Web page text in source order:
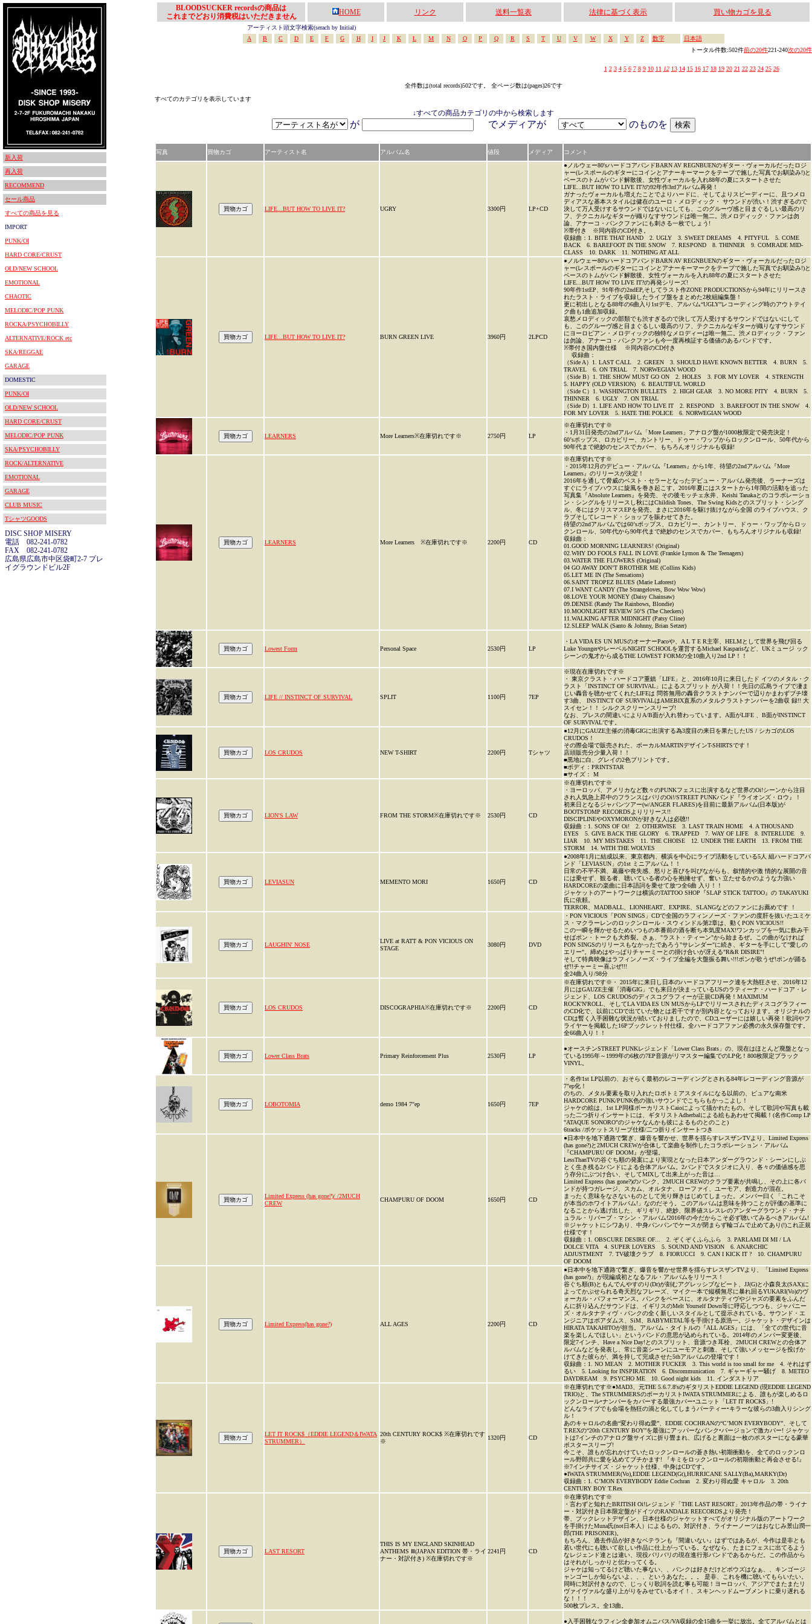
新入荷
再入荷
RECOMMEND
セール商品
すべての商品を見る
IMPORT
PUNK/OI
HARD CORE/CRUST
OLD/NEW SCHOOL
EMOTIONAL
CHAOTIC
MELODIC/POP PUNK
ROCKA/PSYCHOBILLY
ALTERNATIVE/ROCK etc
SKA/REGGAE
GARAGE
DOMESTIC
PUNK/OI
OLD/NEW SCHOOL
HARD CORE/CRUST
MELODIC/POP PUNK
SKA/PSYCHOBILLY
ROCK/ALTERNATIVE
EMOTIONAL
GARAGE
CLUB MUSIC
TシャツGOODS
DISC SHOP MISERY
電話 082-241-0782
FAX 082-241-0782
広島県広島市中区袋町2-7 プレ
イグラウンドビル2F
BLOODSUCKER recordsの商品は
これまでどおり消費税はいただきません
HOME リンク 送料一覧表 法律に基づく表示 買い物カゴを見る
アーティスト頭文字検索(serach by Initial)
A
B C D E F G H I J K L M N O P Q R S T U V W X Y Z 数字
日本語
トータル件数:502件前の20件221-240次の20件
1 2 3 4 5 6 7 8 9 10 11 12 13 14 15 16 17 18 19 20 21 22 23 24 25 26
全件数は(total records)502です。 全ページ数は(pages)26です
すべてのカテゴリを表示しています
↓すべての商品カテゴリの中から検索します
が でメディアが のものを
写真 買物カゴ アーティスト名 アルバム名 値段 メディア コメント
LIFE...BUT HOW TO LIVE IT? UGRY 3300円 LP+CD
●ノルウェー80'sハードコアバンドBARN AV REGNBUENのギター・ヴォーカルだったロジ
ャー(レスポールのギターにコインとアナーキーマークをテープで施した写真でお馴染み!)と
ベースのトムがバンド解散後、女性ヴォーカルを入れ88年の夏にスタートさせた
LIFE...BUT HOW TO LIVE IT?の92年作3rdアルバム再発！
ガナったヴォーカルも増えたことでよりハードに、そしてよりスピーディーに、且つメロ
ディアスな基本スタイルは健在のユーロ・メロディック・ サウンドが渋い！渋すぎるので
決して万人受けするサウンドではないにしても、このグルーヴ感と目まぐるしい最高のリ
フ、テクニカルなギターが織りなすサウンドは唯一無二。渋メロディック・ファンは勿
論、アナーコ・パンクファンにも刺さる一枚でしょう!
※帯付き ※同内容のCD付き。
収録曲：1. BITE THAT HAND 2. UGLY 3. SWEET DREAMS 4. PITYFUL 5. COME
BACK 6. BAREFOOT IN THE SNOW 7. RESPOND 8. THINNER 9. COMRADE MID-
CLASS 10. DARK 11. NOTHING AT ALL
LIFE...BUT HOW TO LIVE IT? BURN GREEN LIVE 3960円 2LPCD
●ノルウェー80'sハードコアバンドBARN AV REGNBUENのギター・ヴォーカルだったロジ
ャー(レスポールのギターにコインとアナーキーマークをテープで施した写真でお馴染み!)と
ベースのトムがバンド解散後、女性ヴォーカルを入れ88年の夏にスタートさせた
LIFE...BUT HOW TO LIVE IT?の再発シリーズ!
90年作1stEP、91年作の2ndEP,そしてラスト作ZONE PRODUCTIONSから94年にリリースさ
れたラスト・ライブを収録したライブ盤をまとめた2枚組編集盤！
更に初出しとなる88年の6曲入り1stデモ、アルバム“UGLY”レコーディング時のアウトテイ
ク曲も1曲追加収録。
哀愁メロディックの部類でも渋すぎるので決して万人受けするサウンドではないにして
も、このグルーヴ感と目まぐるしい最高のリフ、テクニカルなギターが織りなすサウンド
にヨーロピアン・メロディックの独特なメロディーは唯一無二。渋メロディック・ファン
は勿論、アナーコ・パンクファンも今一度再検証する価値のあるバンドです。
※帯付き国内盤仕様 ※同内容のCD付き
収録曲：
（Side A）1. LAST CALL 2. GREEN 3. SHOULD HAVE KNOWN BETTER 4. BURN 5.
TRAVEL 6. ON TRIAL 7. NORWEGIAN WOOD
（Side B）1. THE SHOW MUST GO ON 2. HOLES 3. FOR MY LOVER 4. STRENGTH
5. HAPPY (OLD VERSION) 6. BEAUTIFUL WORLD
（Side C）1. WASHINGTON BULLETS 2. HIGH GEAR 3. NO MORE PITY 4. BURN 5.
THINNER 6. UGLY 7. ON TRIAL
（Side D）1. LIFE AND HOW TO LIVE IT 2. RESPOND 3. BAREFOOT IN THE SNOW 4.
FOR MY LOVER 5. HATE THE POLICE 6. NORWEGIAN WOOD
LEARNERS More Learners※在庫切れです※ 2750円 LP
※在庫切れです※
・1月31日発売の2ndアルバム「More Learners」アナログ盤が1000枚限定で発売決定！
60ʼsポップス、ロカビリー、カントリー、ドゥー・ワップからロックンロール、50年代から
90年代まで絶妙のセンスでカバー、もちろんオリジナルも収録!
LEARNERS More Learners ※在庫切れです※ 2200円 CD
※在庫切れです※
・2015年12月のデビュー・アルバム『Learners』から1年、待望の2ndアルバム『More
Learners』のリリースが決定！
2016年を通して脅威のベスト・セラーとなったデビュー・アルバム発売後、ラーナーズは
すぐにライブハウスに旋風を巻き起こす。2016年夏にはスタートから1年間の活動を追った
写真集『Absolute Learners』を発売、その後モッチェ永井、Keishi Tanakaとのコラボレーショ
ン・シングルをリリースし秋にはChildish Tones、The Swing Kidsとのスプリット・シング
ル、冬にはクリスマスEPを発売。まさに2016年を駆け抜けながら全国 のライブハウス、ク
ラブそしてレコード・ショップを賑わせてきた。
待望の2ndアルバムでは60ʼsポップス、ロカビリー、カントリー、ドゥー・ワップからロッ
クンロール、50年代から90年代まで絶妙のセンスでカバー、もちろんオリジナルも収録!
収録曲：
01.GOOD MORNING LEARNERS! (Original)
02.WHY DO FOOLS FALL IN LOVE (Frankie Lymon & The Teenagers)
03.WATER THE FLOWERS (Original)
04 GO AWAY DON’T BROTHER ME (Collins Kids)
05.LET ME IN (The Sensations)
06.SAINT TROPEZ BLUES (Marie Laforest)
07.I WANT CANDY (The Strangeloves, Bow Wow Wow)
08.LOVE YOUR MONEY (Daisy Chainsaw)
09.DENISE (Randy The Rainbows, Blondie)
10.MOONLIGHT REVIEW 50’S (The Checkers)
11.WALKING AFTER MIDNIGHT (Patsy Cline)
12.SLEEP WALK (Santo & Johnny, Brian Setzer)
Lowest Form Personal Space 2530円 LP
・LA VIDA ES UN MUSのオーナーPacoや、A L T E R主宰、HELMとして世界を飛び回る
Luke YoungerやレーベルNIGHT SCHOOLを運営するMichael Kasparisなど、UKミュージ ック
シーンの鬼才から成るTHE LOWEST FORMの全10曲入り2nd LP！！
LIFE // INSTINCT OF SURVIVAL SPLIT 1100円 7EP
※現在在庫切れです※
・ 東京クラスト・ハードコア重鎮「LIFE」と、2016年10月に来日したド イツのメタル・ク
ラスト「INSTINCT OF SURVIVAL」によるスプリット が入荷！！先日の広島ライブで凄ま
じい轟音を聴かせてくれたLIFEは 問答無用の轟音クラストナンバーで辺りかまわずブチ壊
す3曲、 INSTINCT OF SURVIVALはAMEBIX直系のメタルクラストナンバーを2曲収 録!! 大
スイセン！！ シルクスクリーンスリーブ!
なお、プレスの間違いによりA/B面が入れ替わっています。A面がLIFE 、B面がINSTINCT
OF SURVIVALです。
LOS CRUDOS NEW T-SHIRT 2200円 Tシャツ
●12月にGAUZE主催の消毒GIGに出演する為3度目の来日を果たしたUS / シカゴのLOS
CRUDOS！
その際会場で販売された、ボーカルMARTINデザインT-SHIRTSです！
店頭販売分少量入荷！！
■黒地に白、グレイの2色プリントです。
■ボディ：PRINTSTAR
■サイズ： M
LION'S LAW FROM THE STORM※在庫切れです※ 2530円 CD
※在庫切れです※
・ヨーロッパ、アメリカなど数々のPUNKフェスに出演するなど世界のOi!シーンから注目
され人気急上昇中のフランスはパリのOi!/STREET PUNKバンド『ライオンズ・ロウ』！
初来日となるジャパンツアー(w/ANGER FLARES)を目前に最新アルバム(日本版)が
BOOTSTOMP RECORDSよりリリース!!
DISCIPLINEやOXYMORONが好きな人は必聴!!
収録曲：1. SONS OF Oi! 2. OTHERWISE 3. LAST TRAIN HOME 4. A THOUSAND
EYES 5. GIVE BACK THE GLORY 6. TRAPPED 7. WAY OF LIFE 8. INTERLUDE 9.
LIAR 10. MY MISTAKES 11. THE CHOISE 12. UNDER THE EARTH 13. FROM THE
STORM 14. WITH THE WOLVES
LEVIASUN MEMENTO MORI 1650円 CD
●2008年1月に結成以来、東京都内、横浜を中心にライブ活動をしている5人 組ハードコアバ
ンド「LEVIASUN」の1st ミニアルバム！！
日常の不平不満、葛藤や喪失感、怒りと喜びを叫びながらも、叙情的や激 情的な展開の音
には乗せず、観る者、聴いている者の心を抱擁せず、奮い 立たせるかのような力強い
HARDCOREの楽曲に日本語詞を乗せて放つ全6曲 入り！！
ジャケットのアートワークは横浜のTATTOO SHOP『SLAP STICK TATTOO』の TAKAYUKI
氏に依頼。
TERROR、MADBALL、LIONHEART、EXPIRE、SLANGなどのファンにお薦めです ！
LAUGHIN' NOSE
LIVE at RATT & PON VICIOUS ON
STAGE
3080円 DVD
・PON VICIOUS「PON SINGS」CDで全国のラフィンノーズ・ファンの度肝を抜いたユミケ
ス・マクラーレンのロックンロール・スウィンドル第2章は、動くPON VICIOUS!!
この一瞬を輝かせるためいつもの本番前の酒を断ち本気度MAX!ワンカップを一気に飲み干
せばポン・トークも大炸裂。さぁ、"ラスト・ティーン"から始まるぜ。この曲がなければ
PON SINGSのリリースもなかったであろう"サレンダー"に続き、ギターを手にして"愛しの
エリー"。締めはやっぱりチャーミーとの掛け合いが冴える"R&R DISIRE"!
そして特典映像はラフィンノーズ・ライブ全編を大盤振る舞い!!!ポンが歌うぜ!ポンが踊る
ぜ!!チャーミー喜ぶぜ!!!
全24曲入り/98分
LOS CRUDOS DISCOGRAPHIA※在庫切れです※ 2200円 CD
※在庫切れです※・ 2015年に来日し日本のハードコアフリーク達を大熱狂させ、2016年12
月にはGAUZE主催「消毒GIG」でも来日が決まっているUSのラティーナ・ハードコア・レ
ジェンド、LOS CRUDOSのディスコグラフィーが正規CD再発！MAXIMUM
ROCK'N'ROLL、そしてLA VIDA ES UN MUSからLPでリリースされたディスコグラフィー
のCD化で、以前にCDで出ていた物とは若干ですが別内容となっております。オリジナルの
CDは暫く入手困難な状況が続いておりましたので、CDユーザーには嬉しい再発！歌詞やフ
ライヤーを掲載した16Pブックレット付仕様。全ハードコアファン必携の永久保存盤です。
全66曲入り！！
Lower Class Brats Primary Reinforcement Plus 2530円 LP
●オースチンSTREET PUNKレジェンド「Lower Class Brats」の、現在はほとんど廃盤となっ
ている1995年～1999年の6枚の7EP音源がリマスター編集でのLP化！800枚限定ブラック
VINYL。
LOBOTOMIA demo 1984 7"ep 1650円 7EP
・名作1st LP以前の、おそらく最初のレコーディングとされる84年レコーディング音源が
7"ep化！
のちの、メタル要素を取り入れたロボトミアスタイルになる以前の、ピュアな南米
HARDCORE PUNK/PUNK色の強いサウンドでこちらもかっこよし！
ジャケの絵は、1st LP同様ボーカリストCaioによって描かれたもの。そして歌詞や写真も載
った二つ折りインサートには、ギタリストAdherbalによる絵もあわせて掲載！(名作Comp LP
"ATAQUE SONORO"のジャケなんかも彼によるものとのこと)
6tracks /ポケットスリーブ仕様/二つ折りインサートつき
Limited Express (has gone?)/ /2MUCH
CREW
CHAMPURU OF DOOM 1650円 CD
●日本中を地下通路で繋ぎ、爆音を響かせ、世界を揺らすレスザンTVより、Limited Express
(has gone?)と2MUCH CREWが合体して楽曲を制作したコラボレーション・アルバム
『CHAMPURU OF DOOM』が登場。
LessThanTVの谷ぐち順の発案により実現となった日本アンダーグラウンド・シーンにしぶ
とく生き残る2バンドによる合体アルバム。2バンドでスタジオに入り、各々の価値感を思
う存分にぶつけ合い、そしてMIXして出来上がった音は…
Limited Express (has gone?)のパンク、2MUCH CREWのクラブ要素が共鳴し、その上に各バ
ンドが持つガレージ、スカム、オルタナ、ローファイ、ユーモア、創造力が混在。
まったく意味をなさないものとして光り輝きはじめてしまった。メンバー曰く「これこそ
が本当のホワイトアルバム!」なのだそう。このアルバムは意味を持つことが評価の基準に
なることから逃げ出した、ギリギリ、絶妙、限界値スレスレのアンダーグラウンド・ナチ
ュラル・リバーブ・マシン・アルバム!2016年の今だからこそ必ず聴いてみるべきアルバム!
※ジャケットにシワあり、中身パンパンでケースが閉まらず輪ゴムで止めてあり(!)これ正規
仕様です！
収録曲：1. OBSCURE DESIRE OF... 2. ぞくぞくふらふら 3. PARLAMI DI MI / LA
DOLCE VITA 4. SUPER LOVERS 5. SOUND AND VISION 6. ANARCHIC
ADJUSTMENT 7. TV破壊クラブ 8. FIORUCCI 9. CAN I KICK IT ? 10. CHAMPURU
OF DOOM
Limited Express(has gone?) ALL AGES 2200円 CD
●日本中を地下通路で繋ぎ、爆音を響かせ世界を揺らすレスザンTVより、「Limited Express
(has gone?)」が現編成初となるフル・アルバムをリリース！
谷ぐち順(B)ともんでんやすのり(Dr)が刻むアグレッシブなビート、JJ(G)と小森良太(SAX)に
よってかぶせられる奇天烈なフレーズ、マイク一本で縦横無尽に暴れ回るYUKARI(Vo)のヴ
ォーカル・パフォーマンス。パンクをベースに、オルタナティヴやジャズの要素をふんだ
んに折り込んだサウンドは、イギリスのMelt Yourself Down等に呼応しつつも、ジャパニー
ズ・オルタナティヴ・パンクの全く新しいスタイルとして提示されている。サウンド・エ
ンジニアはボアダムス、SiM、BABYMETAL等を手掛ける原浩一。ジャケット・デザインは
HIRATA TAKAHITOが担当。アルバム・タイトルの『ALL AGES』には、「全ての世代に音
楽を楽しんでほしい」というバンドの意思が込められている。2014年のメンバー変更後、
限定7インチ、Have a Nice Day!とのスプリット、音源つき耳栓、2MUCH CREWとの合体ア
ルバムなどを発表し、常に音楽シーンにユーモアと刺激、そして強いメッセージを投げか
けてきた彼らが、満を持して完成させた5thアルバムの登場です！
収録曲：1. NO MEAN 2. MOTHER FUCKER 3. This world is too small for me 4. それはず
るい 5. Looking for INSPIRATION 6. Discommunication 7. ギャーギャー騒げ 8. METEO
DAYDREAM 9. PSYCHO ME 10. Good night kids 11. インダストリア
LET IT ROCK$（EDDIE LEGEND＆IWATA
STRUMMER）
20th CENTURY ROCK$ ※在庫切れです
※
1320円 CD
※在庫切れです※●MAD3、元THE 5.6.7.8'sのギタリストEDDIE LEGEND (現EDDIE LEGEND
TRIO)と、The STRUMMERSのボーカリストIWATA STRUMMERによる、誰もが楽しめるロ
ックンロール•ナンバーをカバーする最強カバー•ユニット「LET IT ROCK$」!
どんなライブでも会場を熱狂の渦と化してしまうパーティー•キラーな彼らの3曲入りシング
ル！
あのキャロルの名曲“変わり得ぬ愛”、EDDIE COCHRANの“C’MON EVERYBODY”、そして
T.REXの“20th CENTURY BOY”を最強にアッパーなパンク•バージョンで激カバー! ジャケッ
トは7インチのアナログ盤サイズに折り畳まれ、広げると裏面は一枚のポスターになる豪華
ポスタースリーブ!
今こそ、誰もが忘れかけていたロックンロールの蒼き熱い初期衝動を、全てのロックンロ
ール野郎共に愛を込めてブチかます! 『キミをロックンロールの初期衝動と再会させる!』
※7インチサイズ・ジャケット仕様、中身はCDです。
●IWATA STRUMMER(Vo),EDDIE LEGEND(Gt),HURRICANE SALLY(Ba),MARKY(Dr)
収録曲：1. C’MON EVERYBODY Eddie Cochran 2. 変わり得ぬ愛 キャロル 3. 20th
CENTURY BOY T.Rex
LAST RESORT
THIS IS MY ENGLAND SKINHEAD
ANTHEMS Ⅲ(JAPAN EDITION 帯・ライ
ナー・対訳付き) ※在庫切れです※
2241円 CD
※在庫切れです※
・言わずと知れたBRITISH Oi!レジェンド「THE LAST RESORT」2013年作品の帯・ライナ
ー・対訳付き日本限定盤がドイツのRANDALE REECORDSより発売！
帯、ブックレットデザイン、日本仕様のジャケットすべてがオリジナル版のアートワーク
を手掛けたMuna氏(not日本人）によるもの。対訳付き、ライナーノーツはおなじみ景山潤一
郎(THE PRISONER)。
もちろん、過去作品が好きなベテランも『間違いない』はずではあるが、今作は是非とも
若い世代にも聴いて欲しい作品に仕上がっている。なぜなら、たまにフェスに出てるよう
なレジェンド達とは違い、現役バリバリの現在進行形バンドであるからだ。この作品から
はそれがしっかりと伝わってくる。
ジャケは知ってるけど聴いた事ない、、パンクは好きだけどボウズはなぁ、、キンゴージ
ャンゴーしか知らないよ、、、というあなた。。。 是非、これを機に聴いてもらいたい。
同時に対訳付きなので、じっくり歌詞を読む事も可能！ヨーロッパ、アジアでまたまたリ
ヴァイヴァルな盛り上がりをみせているオイ！、スキンヘッドムーブメントに乗り遅れる
な！！！
500枚プレス。全13曲。
●入手困難なラフィン全参加オムニバス/VA収録の全15曲を一挙に放出。全てアルバムとは